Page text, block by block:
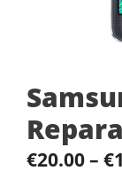
€20.00– €